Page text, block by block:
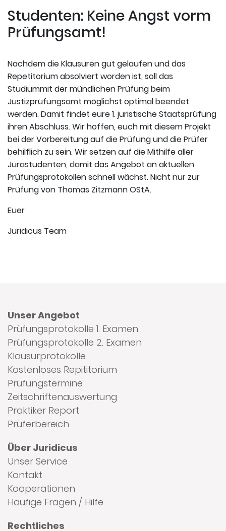
uneserer Datenbank finden. Hier
registrieren und die Protokolle
abrufen.
Studenten: Keine Angst vorm
Prüfungsamt!
Nachdem die Klausuren gut gelaufen und das
Repetitorium absolviert worden ist, soll das
Studiummit der mündlichen Prüfung beim
Justizprüfungsamt möglichst optimal beendet
werden. Damit findet eure 1. juristische Staatsprüfung
ihren Abschluss. Wir hoffen, euch mit diesem Projekt
bei der Vorbereitung auf die Prüfung und die Prüfer
behilflich zu sein. Wir setzen auf die Mithilfe aller
Jurastudenten, damit das Angebot an aktuellen
Prüfungsprotokollen schnell wächst. Nicht nur zur
Prüfung von Thomas Zitzmann OStA.
Euer
Juridicus Team
Unser Angebot
Prüfungsprotokolle 1. Examen
Prüfungsprotokolle 2. Examen
Klausurprotokolle
Kostenloses Repititorium
Prüfungstermine
Zeitschriftenauswertung
Praktiker Report
Prüferbereich
Über Juridicus
Unser Service
Kontakt
Kooperationen
Häufige Fragen / Hilfe
Rechtliches